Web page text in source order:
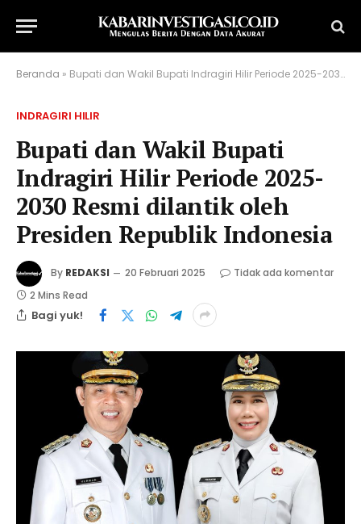
Beranda » Bupati dan Wakil Bupati Indragiri Hilir Periode 2025-2030 Resmi dilantik oleh Presiden Republik Indonesia
INDRAGIRI HILIR
Bupati dan Wakil Bupati
Indragiri Hilir Periode 2025-
2030 Resmi dilantik oleh
Presiden Republik Indonesia
By REDAKSI 20 Februari 2025
Tidak ada komentar
2 Mins Read
Bagi yuk!